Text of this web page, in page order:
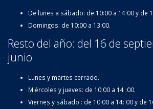
De lunes a sábado: de 10:00 a 14:00 y de
Domingos: de 10:00 a 13:00.
Resto del año: del 16 de
junio
Lunes y martes cerrado.
Miércoles y jueves: de 10:00 a 14 :00.
Viernes y sábado : de 10:00 a 14: 00 y de